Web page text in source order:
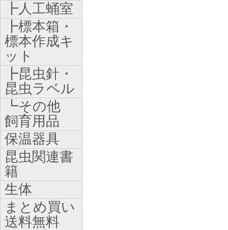
┣人工蛹室
┣標本箱・
標本作成キ
ット
┣昆虫針・
昆虫ラベル
┗その他
飼育用品
保温器具
昆虫関連書
籍
生体
まとめ買い
送料無料